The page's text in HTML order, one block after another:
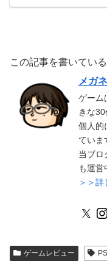
この記事を書いている
メガ
ゲーム
きな30
個人的
ていま
当ブロ
も運営
＞＞
ゲームレビュー